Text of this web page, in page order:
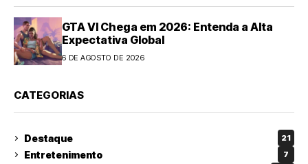
GTA VI Chega em 2026: Entenda a Alta
Expectativa Global
6 DE AGOSTO DE 2026
CATEGORIAS
Destaque 21
Entretenimento 7